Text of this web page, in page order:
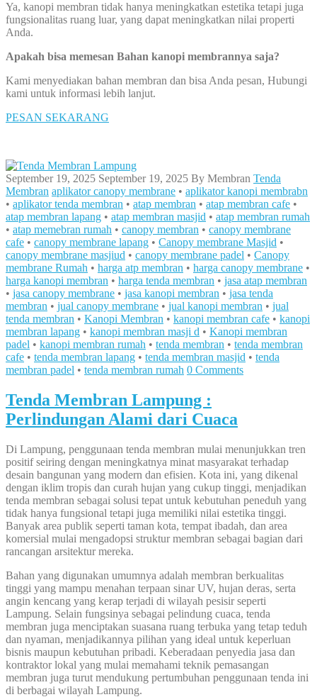
Ya, kanopi membran tidak hanya meningkatkan estetika tetapi juga
fungsionalitas ruang luar, yang dapat meningkatkan nilai properti
Anda.
Apakah bisa memesan Bahan kanopi membrannya saja?
Kami menyediakan bahan membran dan bisa Anda pesan, Hubungi
kami untuk informasi lebih lanjut.
PESAN SEKARANG
September 19, 2025 September 19, 2025 By Membran Tenda
Membran aplikator canopy membrane • aplikator kanopi membrabn
• aplikator tenda membran • atap membran • atap membran cafe •
atap membran lapang • atap membran masjid • atap membran rumah
• atap memebran rumah • canopy membran • canopy membrane
cafe • canopy membrane lapang • Canopy membrane Masjid •
canopy membrane masjiud • canopy membrane padel • Canopy
membrane Rumah • harga atp membran • harga canopy membrane •
harga kanopi membran • harga tenda membran • jasa atap membran
• jasa canopy membrane • jasa kanopi membran • jasa tenda
membran • jual canopy membrane • jual kanopi membran • jual
tenda membran • Kanopi Membran • kanopi membran cafe • kanopi
membran lapang • kanopi membran masji d • Kanopi membran
padel • kanopi membran rumah • tenda membran • tenda membran
cafe • tenda membran lapang • tenda membran masjid • tenda
membran padel • tenda membran rumah 0 Comments
Tenda Membran Lampung :
Perlindungan Alami dari Cuaca
Di Lampung, penggunaan tenda membran mulai menunjukkan tren
positif seiring dengan meningkatnya minat masyarakat terhadap
desain bangunan yang modern dan efisien. Kota ini, yang dikenal
dengan iklim tropis dan curah hujan yang cukup tinggi, menjadikan
tenda membran sebagai solusi tepat untuk kebutuhan peneduh yang
tidak hanya fungsional tetapi juga memiliki nilai estetika tinggi.
Banyak area publik seperti taman kota, tempat ibadah, dan area
komersial mulai mengadopsi struktur membran sebagai bagian dari
rancangan arsitektur mereka.
Bahan yang digunakan umumnya adalah membran berkualitas
tinggi yang mampu menahan terpaan sinar UV, hujan deras, serta
angin kencang yang kerap terjadi di wilayah pesisir seperti
Lampung. Selain fungsinya sebagai pelindung cuaca, tenda
membran juga menciptakan suasana ruang terbuka yang tetap teduh
dan nyaman, menjadikannya pilihan yang ideal untuk keperluan
bisnis maupun kebutuhan pribadi. Keberadaan penyedia jasa dan
kontraktor lokal yang mulai memahami teknik pemasangan
membran juga turut mendukung pertumbuhan penggunaan tenda ini
di berbagai wilayah Lampung.